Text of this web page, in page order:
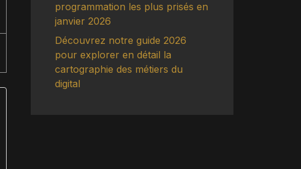
programmation les plus prisés en
janvier 2026
Découvrez notre guide 2026
pour explorer en détail la
cartographie des métiers du
digital